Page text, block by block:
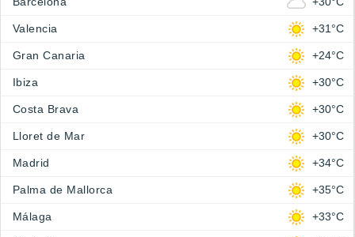
Valencia +31°C
Gran Canaria +24°C
Ibiza +30°C
Costa Brava +30°C
Lloret de Mar +30°C
Madrid +34°C
Palma de Mallorca +35°C
Málaga +33°C